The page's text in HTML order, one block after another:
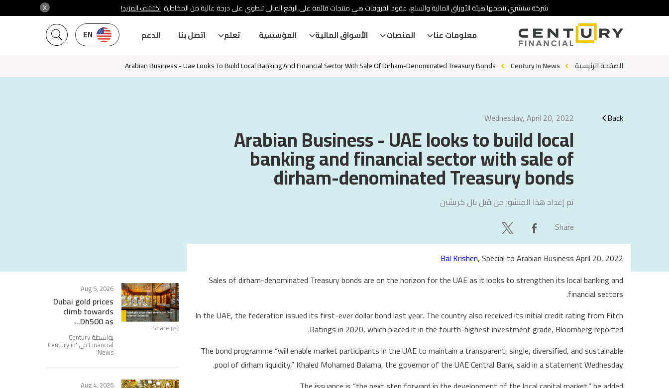
X شركة سنشري تنظمها هيئة الأوراق المالية والسلع. عقود الفروقات هي منتجات قائمة على الرفع المالي تنطوي على درجة عالية من المخاطرة.اكتشف المزيد!
EN معلومات عنا المنصات الأسواق المالية المؤسسية تعلم اتصل بنا الدعم
الصفحة الرئيسية Century In News
Arabian Business - Uae Looks To Build Local Banking And Financial Sector With Sale Of Dirham-Denominated Treasury Bonds
Back
Wednesday, April 20, 2022
Arabian Business - UAE looks to build local
banking and financial sector with sale of
dirham-denominated Treasury bonds
تم إعداد هذا المنشور من قبل بال كريشين
Share
Bal Krishen, Special to Arabian Business April 20, 2022
Sales of dirham-denominated Treasury bonds are on the horizon for the UAE as it looks to strengthen its local banking and
financial sectors.
In the UAE, the federation issued its first-ever dollar bond last year. The country also received its initial credit rating from Fitch
Ratings in 2020, which placed it in the fourth-highest investment grade, Bloomberg reported.
The bond programme “will enable market participants in the UAE to maintain a transparent, single, diversified, and sustainable
pool of dirham liquidity,” Khaled Mohamed Balama, the governor of the UAE Central Bank, said in a statement Wednesday.
Share
Aug 5, 2026
Dubai gold prices
climb towards
Dh500 as...
بواسطة Century
Financial في ' Century in
News
'
Aug 4, 2026